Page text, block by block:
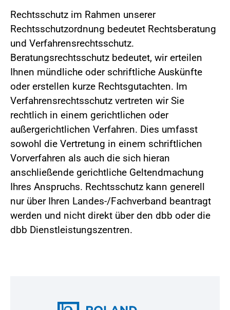
Rechtsschutz im Rahmen unserer
Rechtsschutzordnung bedeutet Rechtsberatung
und Verfahrensrechtsschutz.
Beratungsrechtsschutz bedeutet, wir erteilen
Ihnen mündliche oder schriftliche Auskünfte
oder erstellen kurze Rechtsgutachten. Im
Verfahrensrechtsschutz vertreten wir Sie
rechtlich in einem gerichtlichen oder
außergerichtlichen Verfahren. Dies umfasst
sowohl die Vertretung in einem schriftlichen
Vorverfahren als auch die sich hieran
anschließende gerichtliche Geltendmachung
Ihres Anspruchs. Rechtsschutz kann generell
nur über Ihren Landes-/Fachverband beantragt
werden und nicht direkt über den dbb oder die
dbb Dienstleistungszentren.